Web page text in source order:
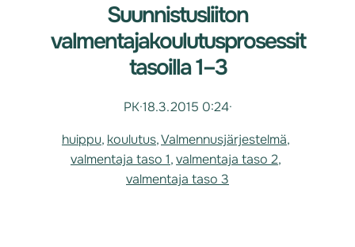
Suunnistusliiton
valmentajakoulutusprosessit
tasoilla 1–3
PK·18.3.2015 0:24·
huippu, koulutus, Valmennusjärjestelmä
valmentaja taso 1, valmentaja taso 2
valmentaja taso 3